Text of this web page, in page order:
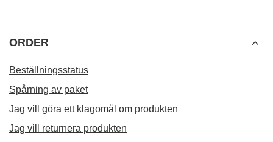
ORDER
Beställningsstatus
Spårning av paket
Jag vill göra ett klagomål om produkten
Jag vill returnera produkten